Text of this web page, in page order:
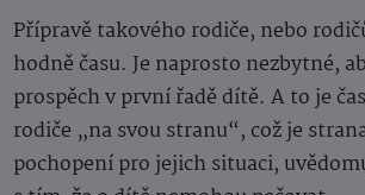
Přípravě takového rodiče, nebo
hodně času. Je naprosto nezbytné,
prospěch v první řadě dítě. A to je
rodiče „na svou stranu“, což je
pochopení pro jejich situaci,